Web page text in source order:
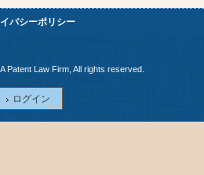
バシーポリシー
Law Firm, All rights reserved.
ログイン